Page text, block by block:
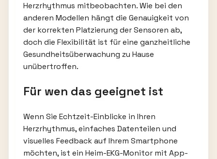
Herzrhythmus mitbeobachten. Wie bei den
anderen Modellen hängt die Genauigkeit von
der korrekten Platzierung der Sensoren ab,
doch die Flexibilität ist für eine ganzheitliche
Gesundheitsüberwachung zu Hause
unübertroffen.
Für wen das geeignet ist
Wenn Sie Echtzeit-Einblicke in Ihren
Herzrhythmus, einfaches Datenteilen und
visuelles Feedback auf Ihrem Smartphone
möchten, ist ein Heim-EKG-Monitor mit App-